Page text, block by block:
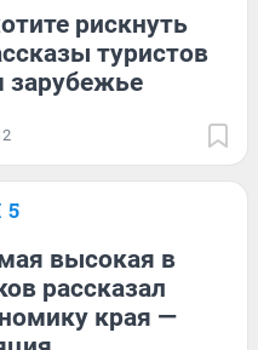
рискнуть
туристов
зарубежье
5
высокая в
рассказал
края —